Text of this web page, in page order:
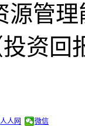
源管
资回
人人网 微信